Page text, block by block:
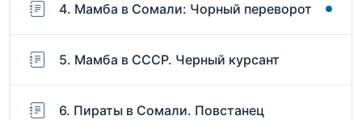
4. Мамба в Сомали: Чорный переворот
5. Мамба в СССР. Черный курсант
6. Пираты в Сомали. Повстанец